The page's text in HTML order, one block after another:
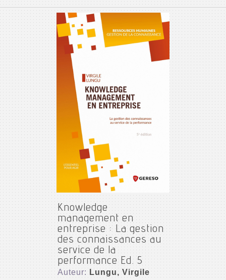
Knowledge
management en
entreprise : La gestion
des connaissances au
service de la
performance Ed. 5
Auteur: Lungu, Virgile